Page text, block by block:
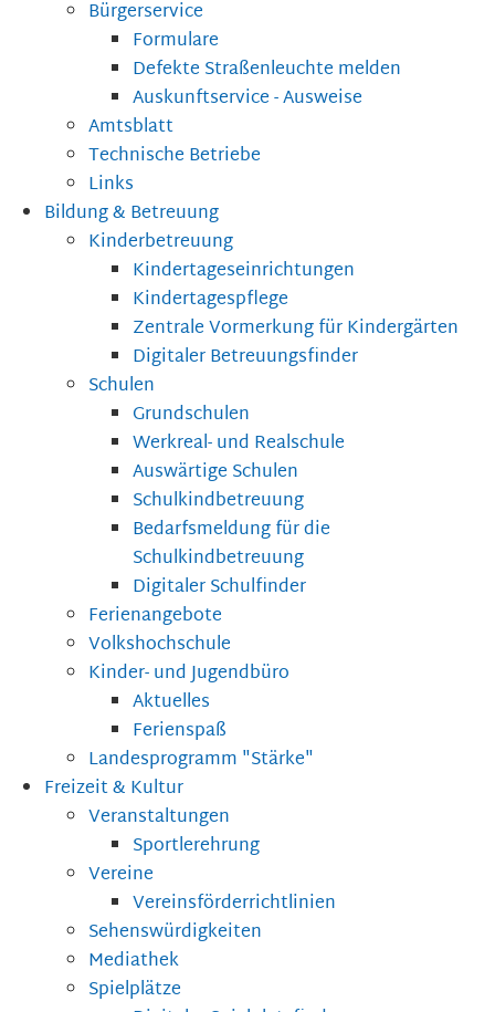
Bürgerservice
Formulare
Defekte Straßenleuchte melden
Auskunftservice - Ausweise
Amtsblatt
Technische Betriebe
Links
Bildung & Betreuung
Kinderbetreuung
Kindertageseinrichtungen
Kindertagespflege
Zentrale Vormerkung für Kindergärten
Digitaler Betreuungsfinder
Schulen
Grundschulen
Werkreal- und Realschule
Auswärtige Schulen
Schulkindbetreuung
Bedarfsmeldung für die
Schulkindbetreuung
Digitaler Schulfinder
Ferienangebote
Volkshochschule
Kinder- und Jugendbüro
Aktuelles
Ferienspaß
Landesprogramm "Stärke"
Freizeit & Kultur
Veranstaltungen
Sportlerehrung
Vereine
Vereinsförderrichtlinien
Sehenswürdigkeiten
Mediathek
Spielplätze